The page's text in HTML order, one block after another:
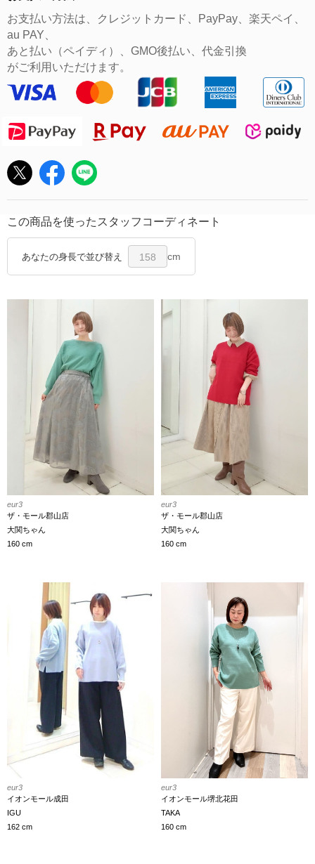
お支払い方法は、クレジットカード、PayPay、楽天ペイ、
au PAY、
あと払い（ペイディ）、GMO後払い、代金引換
がご利用いただけます。
この商品を使ったスタッフコーディネート
あなたの身長で並び替え 158 cm
eur3
ザ・モール郡山店
大関ちゃん
160 cm
eur3
ザ・モール郡山店
大関ちゃん
160 cm
eur3
イオンモール成田
IGU
162 cm
eur3
イオンモール堺北花田
TAKA
160 cm